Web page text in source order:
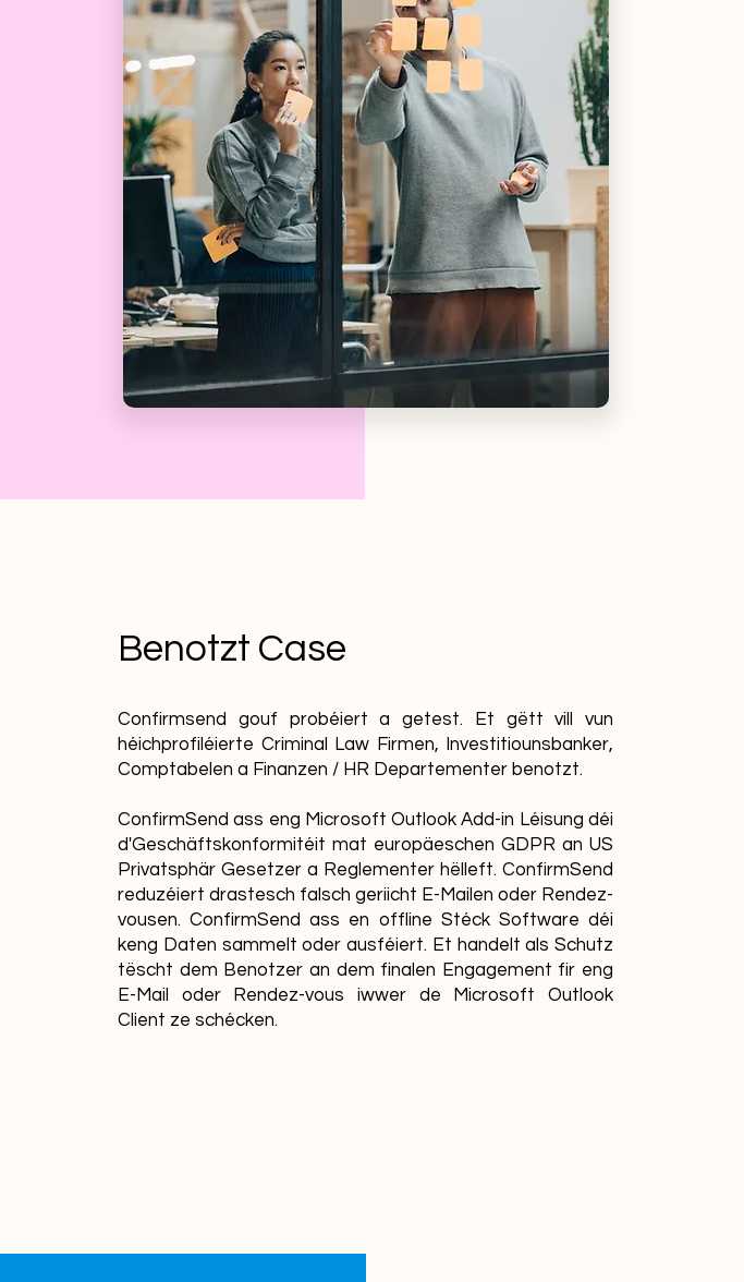
Benotzt Case
Confirmsend gouf probéiert a getest. Et gëtt vill vun
héichprofiléierte Criminal Law Firmen, Investitiounsbanker,
Comptabelen a Finanzen / HR Departementer benotzt.
ConfirmSend ass eng Microsoft Outlook Add-in Léisung déi
d'Geschäftskonformitéit mat europäeschen GDPR an US
Privatsphär Gesetzer a Reglementer hëlleft. ConfirmSend
reduzéiert drastesch falsch geriicht E-Mailen oder Rendez-
vousen. ConfirmSend ass en offline Stéck Software déi
keng Daten sammelt oder ausféiert. Et handelt als Schutz
tëscht dem Benotzer an dem finalen Engagement fir eng
E-Mail oder Rendez-vous iwwer de Microsoft Outlook
Client ze schécken.